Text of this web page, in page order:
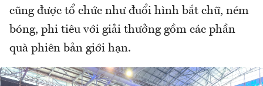
cũng được tổ chức như đuổi hình bắt chữ, ném
bóng, phi tiêu với giải thưởng gồm các phần
quà phiên bản giới hạn.